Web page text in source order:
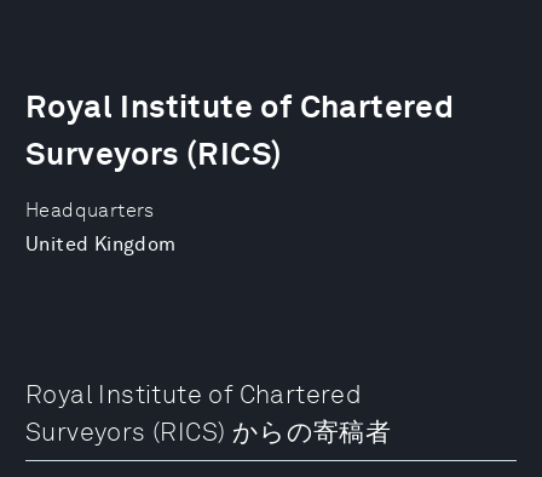
Headquarters
United Kingdom
Royal Institute of Chartered
Surveyors (RICS)
Royal Institute of Chartered
Surveyors (RICS) からの寄稿者